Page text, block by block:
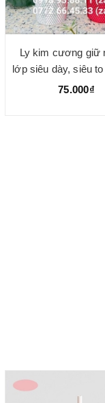
Ly kim cương giữ
lớp siêu dày, siêu
ly kim cương
75.000₫